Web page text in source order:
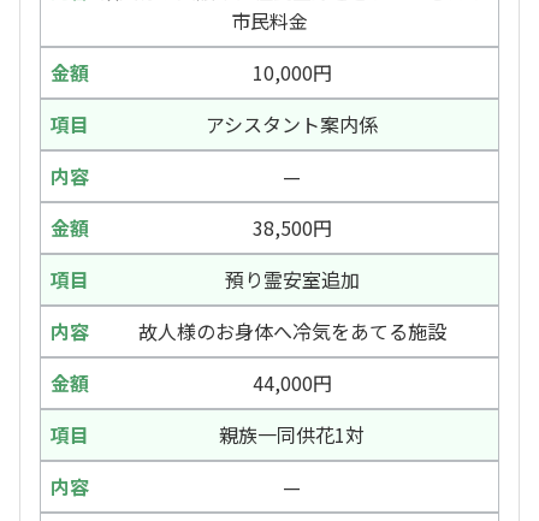
市民料金
10,000円
アシスタント案内係
—
38,500円
預り霊安室追加
故人様のお身体へ冷気をあてる施設
44,000円
親族一同供花1対
—